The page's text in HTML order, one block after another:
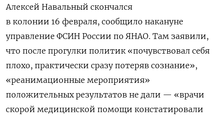
Алексей Навальный скончался
в колонии 16 февраля, сообщило накануне
управление ФСИН России по ЯНАО. Там заявили,
что после прогулки политик «почувствовал себя
плохо, практически сразу потеряв сознание»,
«реанимационные мероприятия»
положительных результатов не дали — «врачи
скорой медицинской помощи констатировали